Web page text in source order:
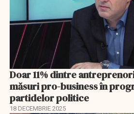
Doar 11% dintre
măsuri pro-business în
partidelor politice
18 DECEMBRIE 2025